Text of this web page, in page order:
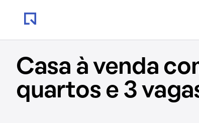
Casa à venda
quartos e 3